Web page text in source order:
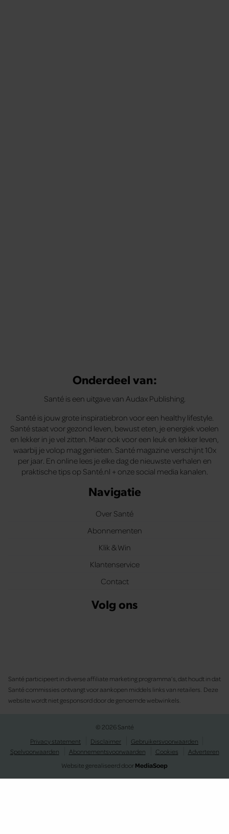
Onderdeel van:
Santé is een uitgave van Audax Publishing.
Santé is jouw grote inspiratiebron voor een healthy lifestyle.
Santé staat voor gezond leven, bewust eten, je energiek voelen
en lekker in je vel zitten. Maar ook voor een leuk en lekker leven,
waarbij je volop mag genieten. Santé magazine verschijnt 10x
per jaar. En online lees je elke dag de nieuwste verhalen en
praktische tips op Santé.nl + onze social media kanalen.
Navigatie
Over Santé
Abonnementen
Klik & Win
Klantenservice
Contact
Volg ons
Santé participeert in diverse affiliate marketing programma’s, dat houdt in dat
Santé commissies ontvangt voor aankopen middels links van retailers. Deze
website wordt niet gesponsord door de genoemde webwinkels.
© 2026 Santé
Privacy statement
Disclaimer
Gebruikersvoorwaarden
Spelvoorwaarden
Abonnementsvoorwaarden Cookies
Adverteren
Website gerealiseerd doorMediaSoep